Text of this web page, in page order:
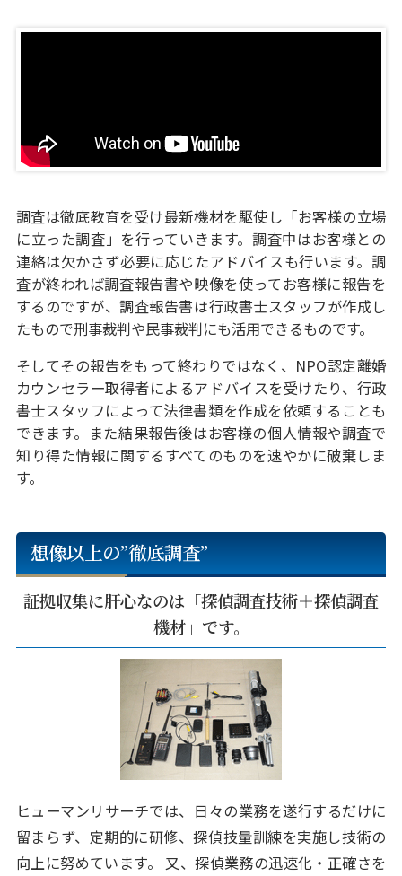
調査は徹底教育を受け最新機材を駆使し「お客様の立場
に立った調査」を行っていきます。調査中はお客様との
連絡は欠かさず必要に応じたアドバイスも行います。調
査が終われば調査報告書や映像を使ってお客様に報告を
するのですが、調査報告書は行政書士スタッフが作成し
たもので刑事裁判や民事裁判にも活用できるものです。
そしてその報告をもって終わりではなく、NPO認定離婚
カウンセラー取得者によるアドバイスを受けたり、行政
書士スタッフによって法律書類を作成を依頼することも
できます。また結果報告後はお客様の個人情報や調査で
知り得た情報に関するすべてのものを速やかに破棄しま
す。
想像以上の”徹底調査”
証拠収集に肝心なのは「探偵調査技術＋探偵調査
機材」です。
ヒューマンリサーチでは、日々の業務を遂行するだけに
留まらず、定期的に研修、探偵技量訓練を実施し技術の
向上に努めています。 又、探偵業務の迅速化・正確さを